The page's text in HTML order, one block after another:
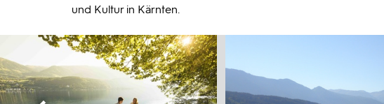
und Kultur in Kärnten.